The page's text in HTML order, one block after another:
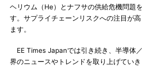
ヘリウム（He）とナフサの供給危機問題
す。サプライチェーンリスクへの注目が
ます。
EE Times Japanでは引き続き、半導体
界のニュースやトレンドを取り上げていき